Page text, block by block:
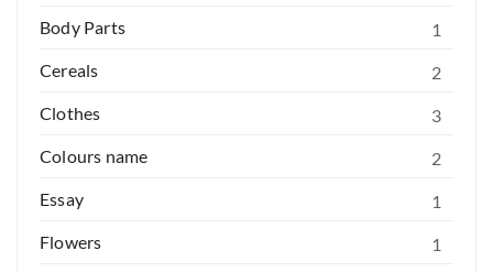
Body Parts
1
Cereals
2
Clothes
3
Colours name
2
Essay
1
Flowers
1